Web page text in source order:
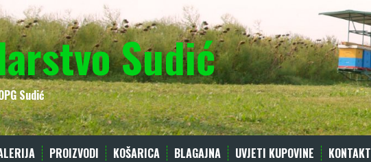
Sudić
Sudić
PROIZVODI KOŠARICA BLAGAJNA UVJETI KUPOVINE KONTAKT